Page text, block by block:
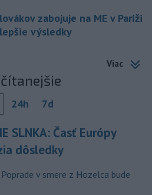
zabojuje na ME v Paríži
výsledky
Viac
24h 7d
SLNKA: Časť Európy
dôsledky
v smere z Hozelca bude